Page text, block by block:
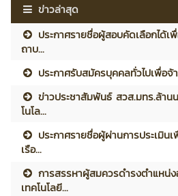
ข่าวล่าสุด
ประกาศรายชื่อผู้สอบคัดเลือกได้เ
ถาบ...
ประกาศรับสมัครบุคคลทั่วไปเพื่อจ้
ข่าวประชาสัมพันธ์ สวส.มทร.ล้าน
โนโล...
ประกาศรายชื่อผู้ผ่านการประเมิน
เรือ...
การสรรหาผู้สมควรดำรงตำแหน่
เทคโนโลยี...